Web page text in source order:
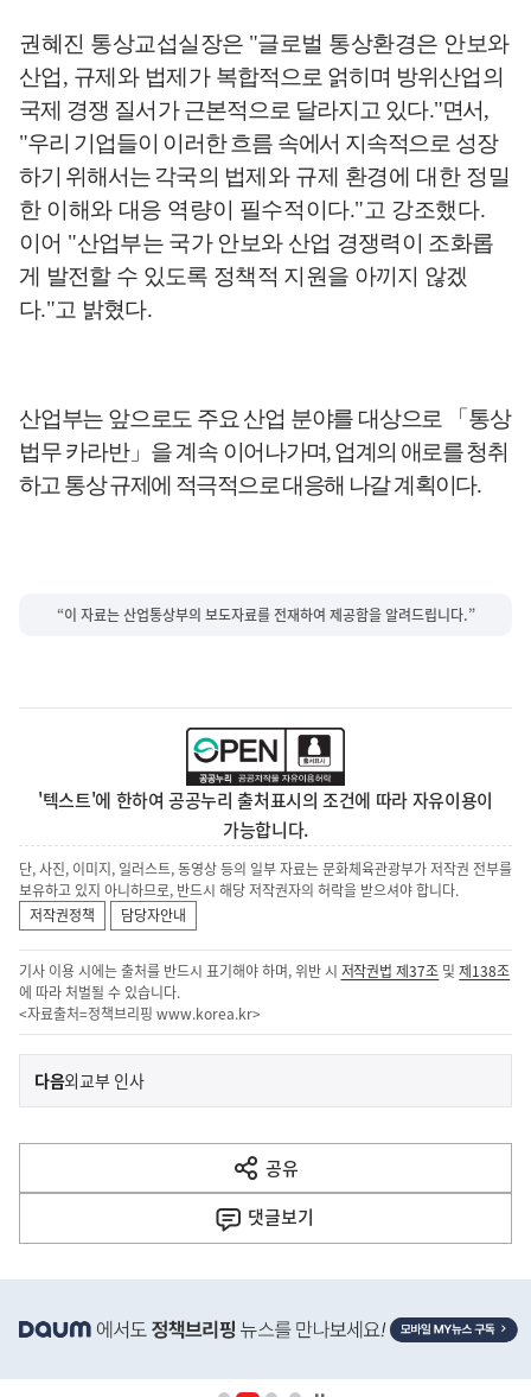
권혜진 통상교섭실장은 "글로벌 통상환경은 안보와
산업, 규제와 법제가 복합적으로 얽히며 방위산업의
국제 경쟁 질서가 근본적으로 달라지고 있다."면서,
"우리 기업들이 이러한 흐름 속에서 지속적으로 성장
하기 위해서는각국의 법제와 규제 환경에 대한 정밀
한 이해와 대응 역량이 필수적이다."고 강조했다.
이어 "산업부는 국가 안보와 산업 경쟁력이 조화롭
게 발전할 수 있도록 정책적 지원을 아끼지 않겠
다."고 밝혔다.
산업부는 앞으로도 주요 산업 분야를 대상으로 「 통상
법무 카라반」 을 계속 이어 나가며,업계의 애로를 청취
하고 통상 규제에 적극적으로 대응해 나갈 계획이다.
“이 자료는 산업통상부의 보도자료를 전재하여 제공함을 알려드립니다.”
'텍스트'에 한하여 공공누리 출처표시의 조건에 따라 자유이용이
가능합니다.
단, 사진, 이미지, 일러스트, 동영상 등의 일부 자료는 문화체육관광부가 저작권 전부를
보유하고 있지 아니하므로, 반드시 해당 저작권자의 허락을 받으셔야 합니다.
저작권정책
담당자안내
기사 이용 시에는 출처를 반드시 표기해야 하며, 위반 시 저작권법 제37조 및제138조
에 따라 처벌될 수 있습니다.
<자료출처=정책브리핑 www.korea.kr>
이
전
다
음
다음기
사
외교부 인사
공유
열
기
댓글보기
단